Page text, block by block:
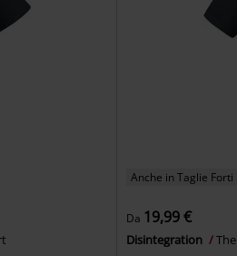
Anche in Taglie Forti
Da 19,99 €
Disintegration